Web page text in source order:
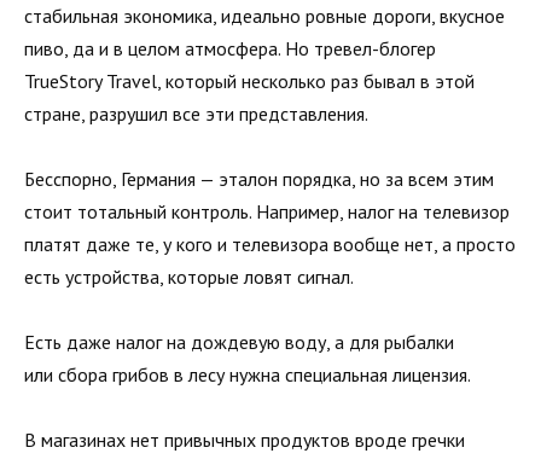
стабильная экономика, идеально ровные дороги, вкусное
пиво, да и в целом атмосфера. Но тревел-блогер
TrueStory Travel, который несколько раз бывал в этой
стране, разрушил все эти представления.
Бесспорно, Германия — эталон порядка, но за всем этим
стоит тотальный контроль. Например, налог на телевизор
платят даже те, у кого и телевизора вообще нет, а просто
есть устройства, которые ловят сигнал.
Есть даже налог на дождевую воду, а для рыбалки
или сбора грибов в лесу нужна специальная лицензия.
В магазинах нет привычных продуктов вроде гречки